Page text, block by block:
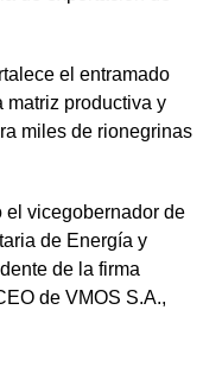
el entramado
productiva y
miles de rionegrinas
el vicegobernador de
de Energía y
de la firma
de VMOS S.A.,